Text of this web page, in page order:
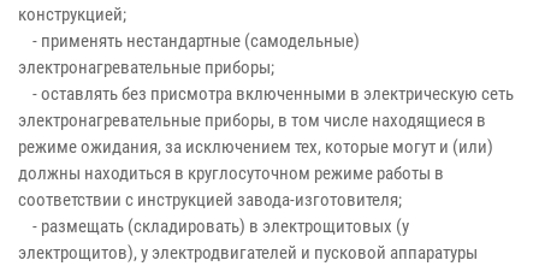
конструкцией;
- применять нестандартные (самодельные)
электронагревательные приборы;
- оставлять без присмотра включенными в электрическую сеть
электронагревательные приборы, в том числе находящиеся в
режиме ожидания, за исключением тех, которые могут и (или)
должны находиться в круглосуточном режиме работы в
соответствии с инструкцией завода-изготовителя;
- размещать (складировать) в электрощитовых (у
электрощитов), у электродвигателей и пусковой аппаратуры